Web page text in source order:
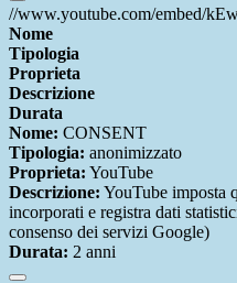
//www.youtube.com/embed/
Nome
Tipologia
Proprieta
Descrizione
Durata
Nome: CONSENT
Tipologia: anonimizzato
Proprieta: YouTube
Descrizione: YouTube imposta
incorporati e registra dati
consenso dei servizi Google)
Durata: 2 anni